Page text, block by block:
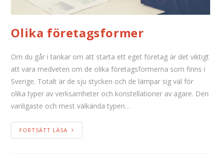
Olika företagsformer
Om du går i tankar om att starta ett eget företag är det viktigt
att vara medveten om de olika företagsformerna som finns i
Sverige. Totalt är de sju stycken och de lämpar sig väl för
olika typer av verksamheter och konstellationer av ägare. Den
vanligaste och mest välkända typen…
FORTSÄTT LÄSA